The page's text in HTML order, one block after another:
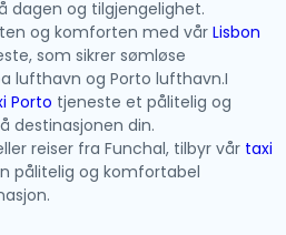
dagen og tilgjengelighet.
og komforten med vår Lisbon
som sikrer sømløse
lufthavn og Porto lufthavn.I
Porto tjeneste et pålitelig og
destinasjonen din.
reiser fra Funchal, tilbyr vår taxi
pålitelig og komfortabel